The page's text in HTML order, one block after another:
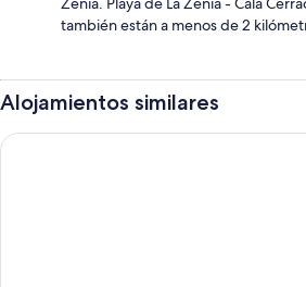
también están a menos de 2
Alojamientos similares
Flamenca Village Mar Holidays